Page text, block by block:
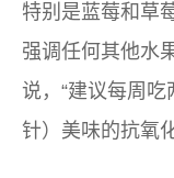
特别是蓝莓和草
强调任何其他水
说，“建议每周
针）美味的抗氧